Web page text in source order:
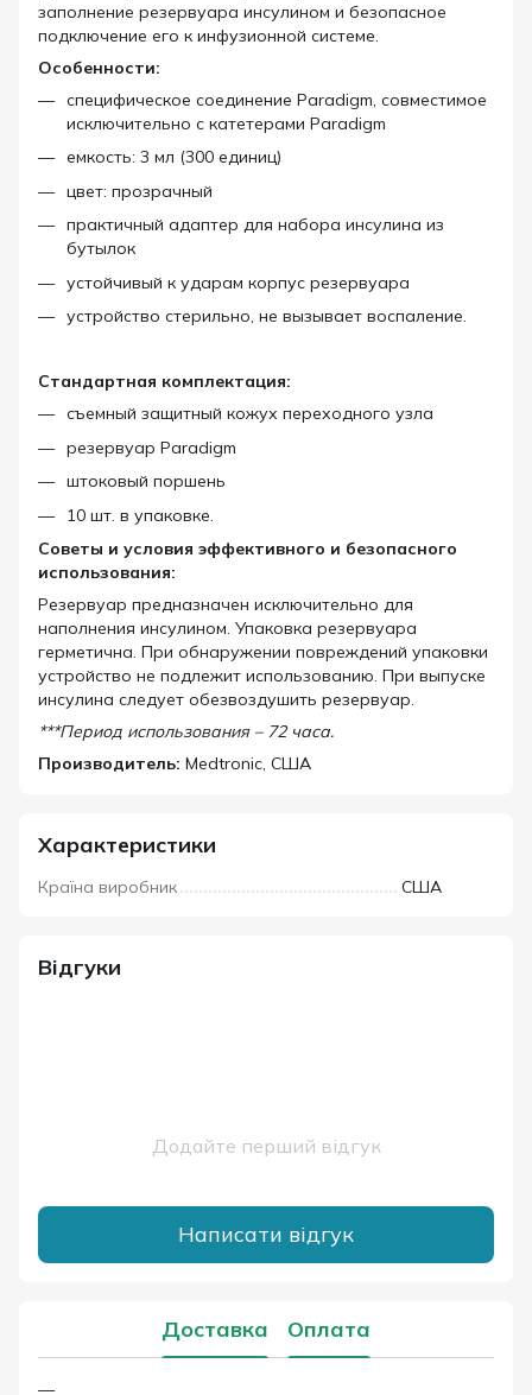
заполнение резервуара инсулином и безопасное
подключение его к инфузионной системе.
Особенности:
специфическое соединение Paradigm, совместимое
исключительно с катетерами Paradigm
емкость: 3 мл (300 единиц)
цвет: прозрачный
практичный адаптер для набора инсулина из
бутылок
устойчивый к ударам корпус резервуара
устройство стерильно, не вызывает воспаление.
Стандартная комплектация:
съемный защитный кожух переходного узла
резервуар Paradigm
штоковый поршень
10 шт. в упаковке.
Советы и условия эффективного и безопасного
использования:
Резервуар предназначен исключительно для
наполнения инсулином. Упаковка резервуара
герметична. При обнаружении повреждений упаковки
устройство не подлежит использованию. При выпуске
инсулина следует обезвоздушить резервуар.
***Период использования – 72 часа.
Производитель: Medtronic, США
Характеристики
Країна виробник США
Відгуки
Додайте перший відгук
Написати відгук
Доставка Оплата